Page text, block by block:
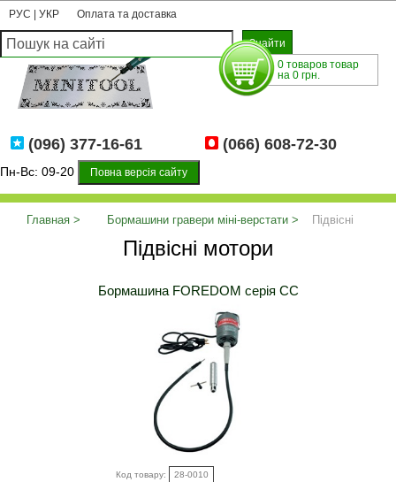
РУС УКР Оплата та доставка
0 товаров товар
на 0 грн.
(096) 377-16-61 (066) 608-72-30
Пн-Вс: 09-20 Повна версія сайту
Главная Бормашини гравери міні-верстати
Підвісні
Підвісні мотори
Бормашина FOREDOM серія СС
Код товару: 28-0010